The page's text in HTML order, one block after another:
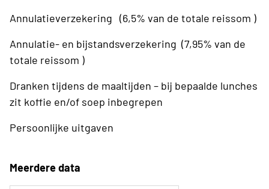
Annulatieverzekering (6,5% van de totale reissom )
Annulatie- en bijstandsverzekering (7,95% van de
totale reissom )
Dranken tijdens de maaltijden – bij bepaalde lunches
zit koffie en/of soep inbegrepen
Persoonlijke uitgaven
Meerdere data